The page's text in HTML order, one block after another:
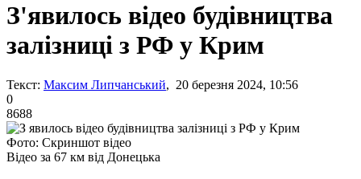
З'явилось відео будівництва
залізниці з РФ у Крим
Текст: Максим Липчанський, 20 березня 2024, 10:56
0
8688
Фото: Скриншот відео
Відео за 67 км від Донецька